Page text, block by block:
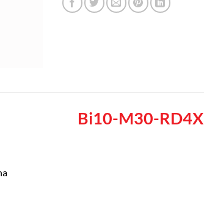
Bi10-M30-RD4X